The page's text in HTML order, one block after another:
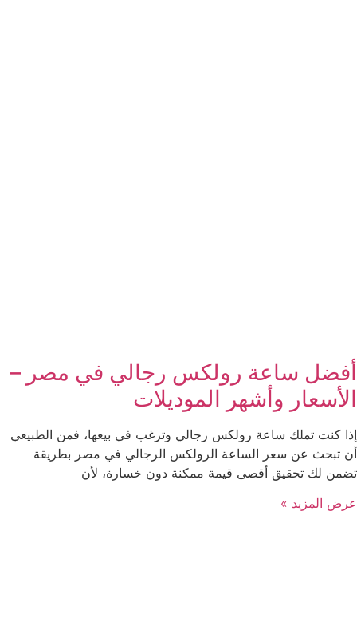
أفضل ساعة رولكس رجالي في مصر –
الأسعار وأشهر الموديلات
إذا كنت تملك ساعة رولكس رجالي وترغب في بيعها، فمن الطبيعي
أن تبحث عن سعر الساعة الرولكس الرجالي في مصر بطريقة
تضمن لك تحقيق أقصى قيمة ممكنة دون خسارة، لأن
عرض المزيد »